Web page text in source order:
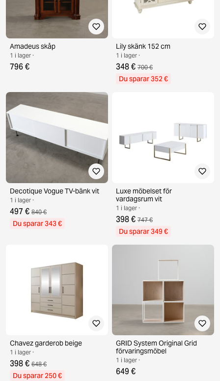
Amadeus skåp
1 i lager ·
796 €
Lily skänk 152 cm
1 i lager ·
348 € 700 €
Du sparar 352 €
Decotique Vogue TV-bänk vit
1 i lager ·
497 € 840 €
Du sparar 343 €
Luxe möbelset för
vardagsrum vit
1 i lager ·
398 € 747 €
Du sparar 349 €
Chavez garderob beige
1 i lager ·
398 € 648 €
Du sparar 250 €
GRID System Original Grid
förvaringsmöbel
1 i lager ·
649 €